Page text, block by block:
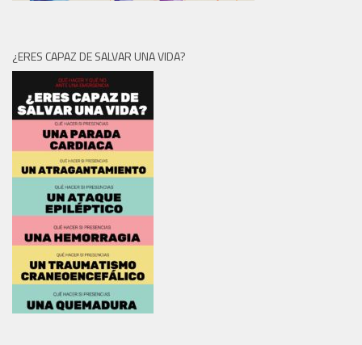
¿ERES CAPAZ DE SALVAR UNA VIDA?